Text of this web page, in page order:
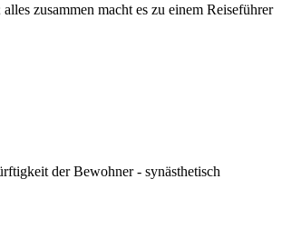
zusammen macht es zu einem Reiseführer
der Bewohner - synästhetisch